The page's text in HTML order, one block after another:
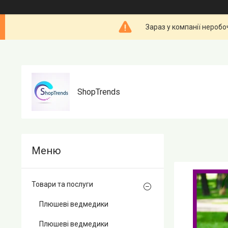
Зараз у компанії
ShopTrends
Товари та послуги
Плюшеві ведмедики
Плюшеві ведмедики